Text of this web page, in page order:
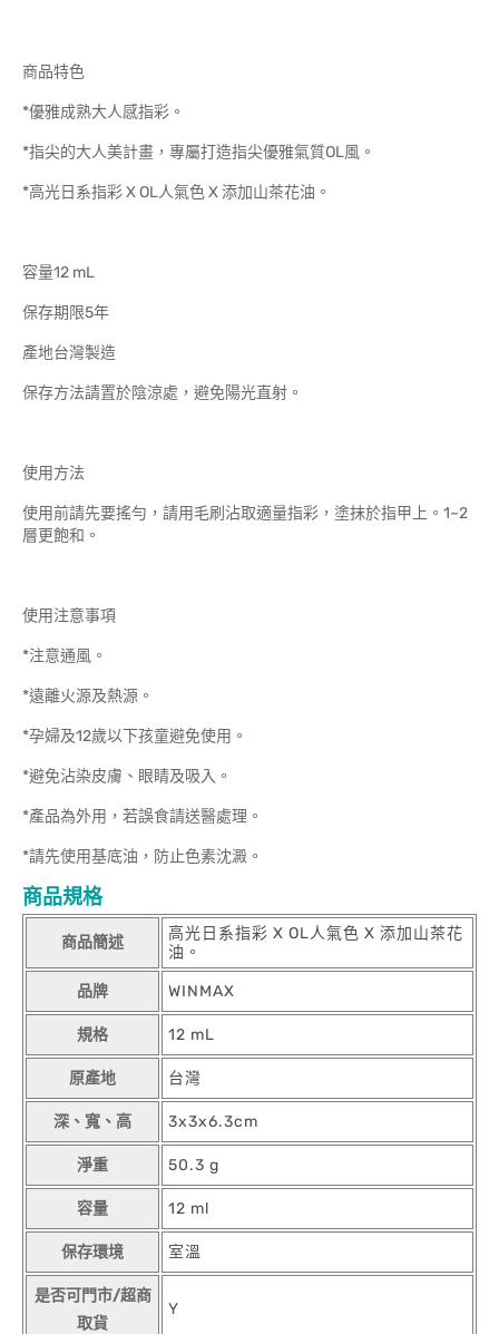
商品特色
*優雅成熟大人感指彩。
*指尖的大人美計畫，專屬打造指尖優雅氣質OL風。
*高光日系指彩 X OL人氣色 X 添加山茶花油。
容量12 mL
保存期限5年
產地台灣製造
保存方法請置於陰涼處，避免陽光直射。
使用方法
使用前請先要搖勻，請用毛刷沾取適量指彩，塗抹於指甲上。1~2
層更飽和。
使用注意事項
*注意通風。
*遠離火源及熱源。
*孕婦及12歲以下孩童避免使用。
*避免沾染皮膚、眼睛及吸入。
*產品為外用，若誤食請送醫處理。
*請先使用基底油，防止色素沈澱。
商品規格
商品簡述
高光日系指彩 X OL人氣色 X 添加山茶花
油。
品牌 WINMAX
規格 12 mL
原產地 台灣
深、寬、高 3x3x6.3cm
淨重 50.3 g
容量 12 ml
保存環境 室溫
是否可門市/超商
取貨
Y